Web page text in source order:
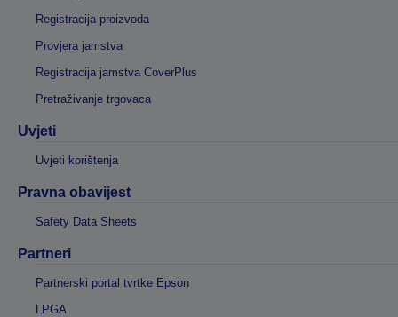
Registracija proizvoda
Provjera jamstva
Registracija jamstva CoverPlus
Pretraživanje trgovaca
Uvjeti
Uvjeti korištenja
Pravna obavijest
Safety Data Sheets
Partneri
Partnerski portal tvrtke Epson
LPGA